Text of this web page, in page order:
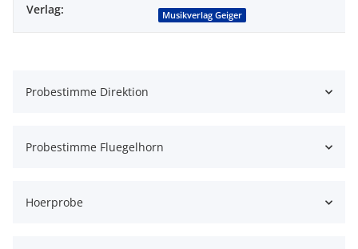
Verlag: Musikverlag Geiger
Probestimme Direktion
Probestimme Fluegelhorn
Hoerprobe